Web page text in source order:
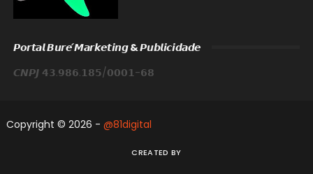
𝙋𝙤𝙧𝙩𝙖𝙡 𝘽𝙪𝙧𝙚́ 𝙈𝙖𝙧𝙠𝙚𝙩𝙞𝙣𝙜 & 𝙋𝙪𝙗𝙡𝙞𝙘𝙞𝙙𝙖𝙙𝙚
𝘾𝙉𝙋𝙅 𝟰𝟯.𝟵𝟴𝟲.𝟭𝟴𝟱/𝟬𝟬𝟬𝟭-𝟲𝟴
Copyright © 2026 - @81digital
CREATED BY